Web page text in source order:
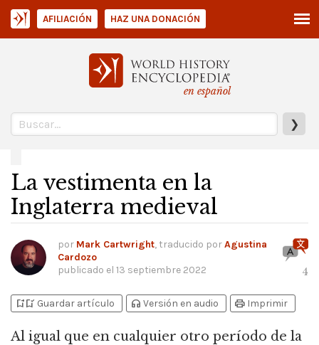
en español
❯
AFILIACIÓN HAZ UNA DONACIÓN
La vestimenta en la
Inglaterra medieval
por Mark Cartwright, traducido porAgustina
Cardozo
publicado el 13 septiembre 2022 4
bookmark_addbookmark_added Guardar artículo headphones Versión en audio print Imprimir
Al igual que en cualquier otro período de la